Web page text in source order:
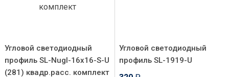
Угловой светодиодный
профиль SL-Nugl-16x16-S-U
(281) квадр.расс. комплект
Угловой светодиодный
профиль SL-1919-U